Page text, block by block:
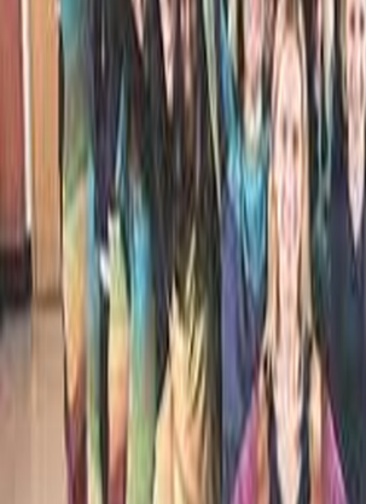
JAZ BI RAD CIGAJNAR BIL (ljudska/
SCORE:
http://www.kkz.at/publikacije/P10
GLEJ, JEZUS SE NAM JE RODIL (Aleš
AKTUALNO